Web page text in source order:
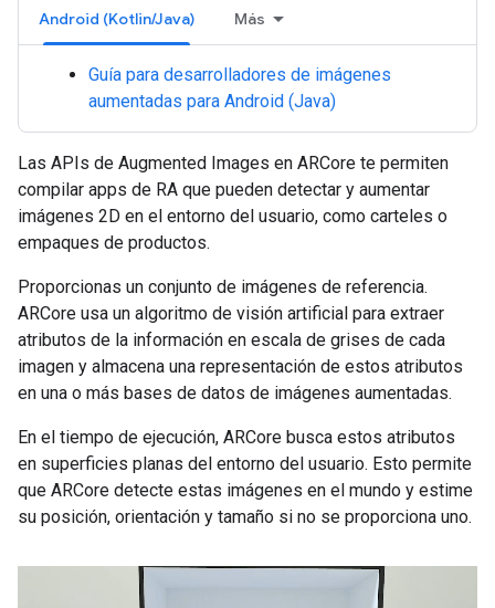
Android (Kotlin/Java) Más
Guía para desarrolladores de imágenes
aumentadas para Android (Java)
Las APIs de Augmented Images en ARCore te permiten
compilar apps de RA que pueden detectar y aumentar
imágenes 2D en el entorno del usuario, como carteles o
empaques de productos.
Proporcionas un conjunto de imágenes de referencia.
ARCore usa un algoritmo de visión artificial para extraer
atributos de la información en escala de grises de cada
imagen y almacena una representación de estos atributos
en una o más bases de datos de imágenes aumentadas.
En el tiempo de ejecución, ARCore busca estos atributos
en superficies planas del entorno del usuario. Esto permite
que ARCore detecte estas imágenes en el mundo y estime
su posición, orientación y tamaño si no se proporciona uno.